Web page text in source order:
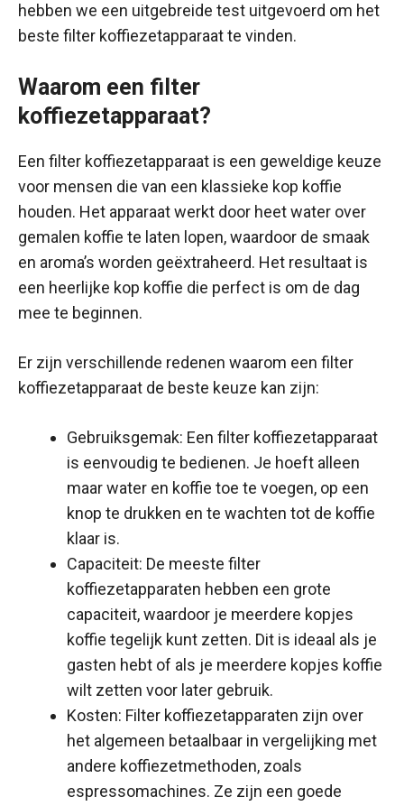
hebben we een uitgebreide test uitgevoerd om het
beste filter koffiezetapparaat te vinden.
Waarom een filter
koffiezetapparaat?
Een filter koffiezetapparaat is een geweldige keuze
voor mensen die van een klassieke kop koffie
houden. Het apparaat werkt door heet water over
gemalen koffie te laten lopen, waardoor de smaak
en aroma’s worden geëxtraheerd. Het resultaat is
een heerlijke kop koffie die perfect is om de dag
mee te beginnen.
Er zijn verschillende redenen waarom een filter
koffiezetapparaat de beste keuze kan zijn:
Gebruiksgemak: Een filter koffiezetapparaat
is eenvoudig te bedienen. Je hoeft alleen
maar water en koffie toe te voegen, op een
knop te drukken en te wachten tot de koffie
klaar is.
Capaciteit: De meeste filter
koffiezetapparaten hebben een grote
capaciteit, waardoor je meerdere kopjes
koffie tegelijk kunt zetten. Dit is ideaal als je
gasten hebt of als je meerdere kopjes koffie
wilt zetten voor later gebruik.
Kosten: Filter koffiezetapparaten zijn over
het algemeen betaalbaar in vergelijking met
andere koffiezetmethoden, zoals
espressomachines. Ze zijn een goede